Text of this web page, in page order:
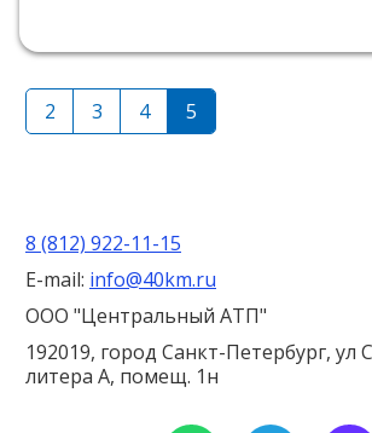
2 3 4 5
8 (812) 922-11-15
E-mail: info@40km.ru
ООО "Центральный АТП"
192019, город Санкт-Петербург, ул
литера А, помещ. 1н